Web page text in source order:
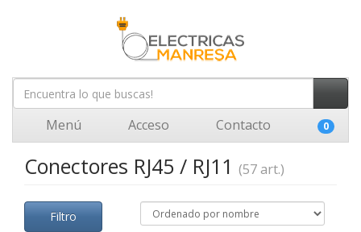
Menú Acceso Contacto 0
Conectores RJ45 / RJ11 (57 art.)
Filtro